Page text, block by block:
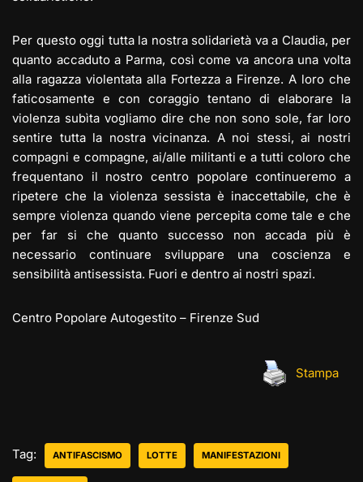
Per questo oggi tutta la nostra solidarietà va a Claudia, per
quanto accaduto a Parma, così come va ancora una volta
alla ragazza violentata alla Fortezza a Firenze. A loro che
faticosamente e con coraggio tentano di elaborare la
violenza subìta vogliamo dire che non sono sole, far loro
sentire tutta la nostra vicinanza. A noi stessi, ai nostri
compagni e compagne, ai/alle militanti e a tutti coloro che
frequentano il nostro centro popolare continueremo a
ripetere che la violenza sessista è inaccettabile, che è
sempre violenza quando viene percepita come tale e che
per far si che quanto successo non accada più è
necessario continuare sviluppare una coscienza e
sensibilità antisessista. Fuori e dentro ai nostri spazi.
Centro Popolare Autogestito – Firenze Sud
Stampa
Tag: ANTIFASCISMO LOTTE MANIFESTAZIONI